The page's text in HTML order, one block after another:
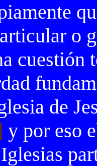
o
de
y por eso